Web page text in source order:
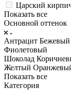
Царский
Показать все
Основной оттенок
Антрацит Бежевый
Фиолетовый
Шоколад
Желтый
Показать все
Категория